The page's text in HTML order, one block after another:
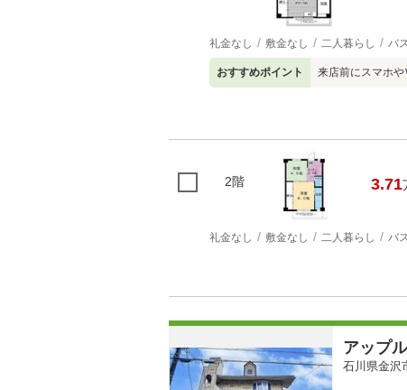
礼金なし 敷金なし 二人暮らし バ
おすすめポイント 来店前にスマホ
2階 3.71
礼金なし 敷金なし 二人暮らし バ
アップ
石川県金沢